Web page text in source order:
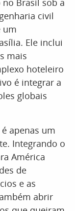
Brasil sob a
civil
um
Ele inclui
mais
hoteleiro
é integrar a
globais
apenas um
Integrando o
América
de
e as
abrir